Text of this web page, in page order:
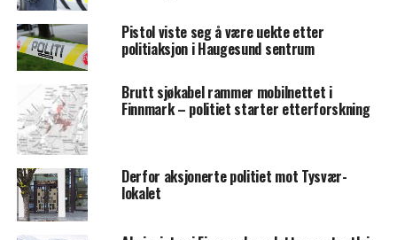
Pistol viste seg å være uekte etter
politiaksjon i Haugesund sentrum
Brutt sjøkabel rammer mobilnettet i
Finnmark – politiet starter etterforskning
Derfor aksjonerte politiet mot Tysvær-
lokalet